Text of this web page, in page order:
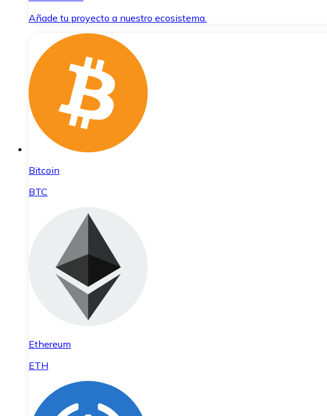
Añade tu proyecto a nuestro ecosistema.
Bitcoin
BTC
Ethereum
ETH